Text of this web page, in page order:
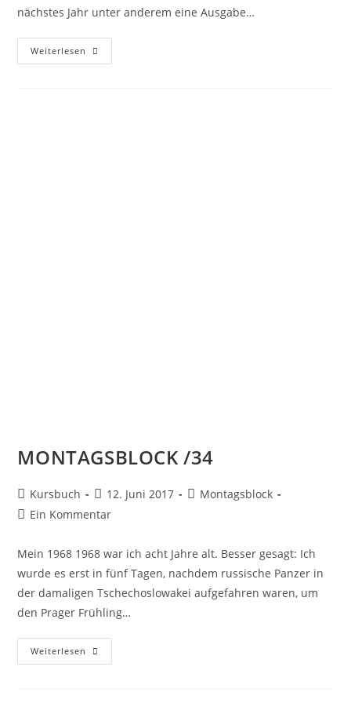
nächstes Jahr unter anderem eine Ausgabe…
Weiterlesen
MONTAGSBLOCK /34
Kursbuch 12. Juni 2017
Montagsblock
Ein Kommentar
Mein 1968 1968 war ich acht Jahre alt. Besser gesagt: Ich
wurde es erst in fünf Tagen, nachdem russische Panzer in
der damaligen Tschechoslowakei aufgefahren waren, um
den Prager Frühling…
Weiterlesen